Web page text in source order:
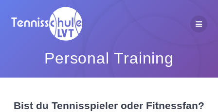
Personal Training
Bist du Tennisspieler oder Fitnessfan?